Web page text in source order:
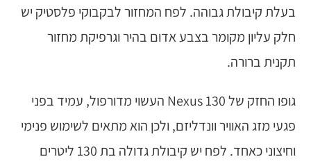
בעלת קיבולת גבוהה. לפח המחזור לבקבוקי פלסטיק יש
חלק עליון מקומר בצבע אדום בהיר וגרפיקת מחזור
תקנית ברורה.
גופו החזק של Nexus 130 העשוי מדורפול, עמיד בפני
פגעי מזג האוויר וונדליזם, ולכן הוא מתאים לשימוש פנימי
וחיצוני כאחד. לפח יש קיבולת גדולה בת 130 ליטרים